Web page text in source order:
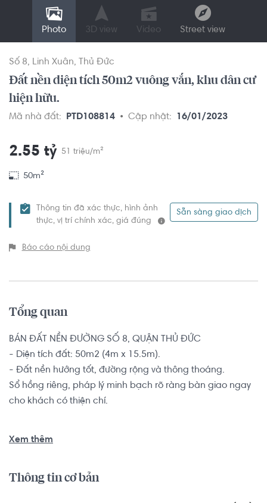
Photo 3D view Video Street view
Số 8 Linh Xuân Thủ Đức
Đất nền diện tích 50m2 vuông vắn, khu dân cư
hiện hữu.
Mã nhà đất: PTD108814 Cập nhật: 16/01/2023
2.55 tỷ 51 triệu/m²
50m²
Thông tin đã xác thực, hình ảnh
thực, vị trí chính xác, giá đúng
Sẵn sàng giao dịch
Báo cáo nội dung
Tổng quan
BÁN ĐẤT NỀN ĐƯỜNG SỐ 8, QUẬN THỦ ĐỨC
- Diện tích đất: 50m2 (4m x 15.5m).
- Đất nền hướng tốt, đường rộng và thông thoáng.
Sổ hồng riêng, pháp lý minh bạch rõ ràng bàn giao ngay
cho khách có thiện chí.
hẹn sẽ mang lại cho bạn cuộc sống thoải mái thuận tiện
Xem thêm
Thông tin cơ bản